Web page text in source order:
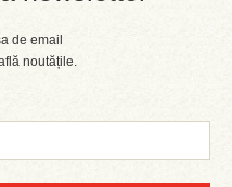
de email
noutățile.